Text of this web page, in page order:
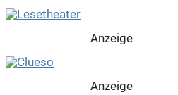
Anzeige
Anzeige